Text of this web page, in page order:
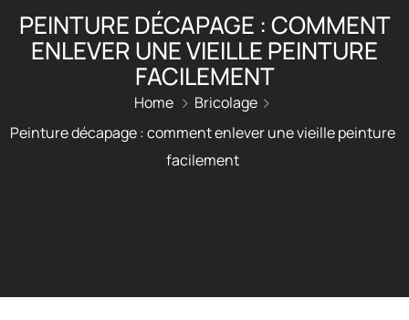
PEINTURE DÉCAPAGE : COMMENT
ENLEVER UNE VIEILLE PEINTURE
FACILEMENT
Home
Bricolage
Peinture décapage : comment enlever une vieille peinture
facilement